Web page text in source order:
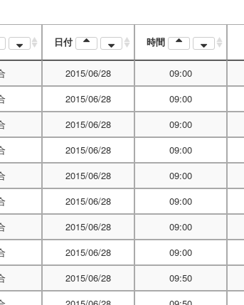
日付 時間
2015/06/28 09:00
2015/06/28 09:00
2015/06/28 09:00
2015/06/28 09:00
2015/06/28 09:00
2015/06/28 09:00
2015/06/28 09:00
2015/06/28 09:00
2015/06/28 09:50